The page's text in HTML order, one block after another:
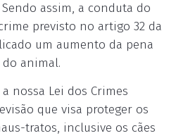
assim, a conduta do
previsto no artigo 32 da
um aumento da pena
animal.
nossa Lei dos Crimes
que visa proteger os
tratos, inclusive os cães